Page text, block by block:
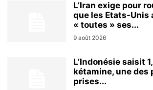
L’Iran exige pour
que les Etats-Unis
« toutes » ses...
9 août 2026
L’Indonésie saisit
kétamine, une des
prises...